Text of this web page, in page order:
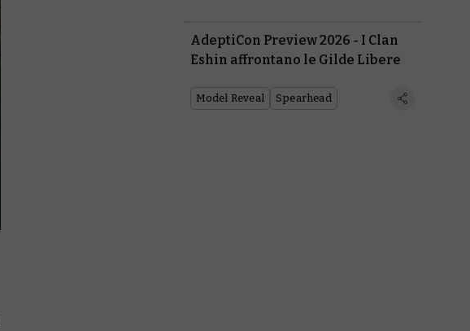
AdeptiCon Preview 2026 - I Clan
Eshin affrontano le Gilde Libere
Model Reveal Spearhead